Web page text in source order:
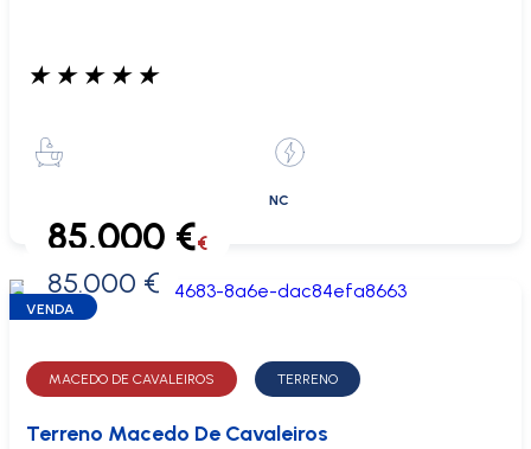
★ ★ ★ ★ ★
NC
0 €
85.000 €€
85.000 €
VENDA
MACEDO DE CAVALEIROS TERRENO
Terreno Macedo De Cavaleiros